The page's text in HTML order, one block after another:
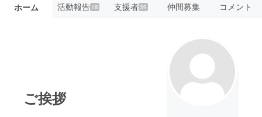
ホーム 活動報告18 支援者39 仲間募集 コメント
ご挨拶